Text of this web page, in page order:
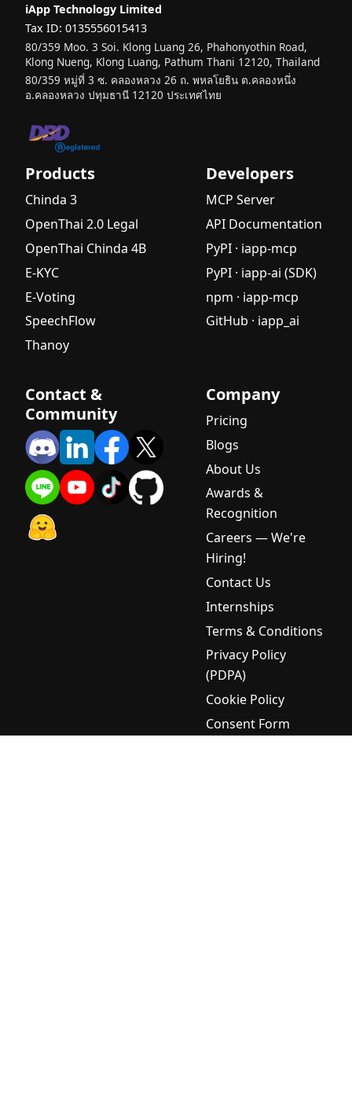
ต้น
Small
Language
Model
(SLM) คือ
ฉบับสมบูรณ์
สำหรับผู้เริ่ม
ต้น
เสียง AI คือ
ฉบับสมบูรณ์
สำหรับธุรกิจ
ไทย 2025
Large
Language
Model
(LLM) คือ
ฉบับสมบูรณ์
สำหรับผู้เริ่ม
ต้น
Smart City
AI คืออะไร?
คู่มือสำหรับผู้
เริ่มต้นเกี่ยว
กับการแก้ไข
ปัญหาเมือง
คืออะไร?
iApp Technology Limited
Tax ID: 0135556015413
80/359 Moo. 3 Soi. Klong Luang 26, Phahonyothin Road,
Klong Nueng, Klong Luang, Pathum Thani 12120, Thailand
80/359 หมู่ที่ 3 ซ. คลองหลวง 26 ถ. พหลโยธิน ต.คลองหนึ่ง
อ.คลองหลวง ปทุมธานี 12120 ประเทศไทย
Products
Chinda 3
OpenThai 2.0 Legal
OpenThai Chinda 4B
E-KYC
E-Voting
SpeechFlow
Thanoy
Developers
MCP Server
API Documentation
PyPI · iapp-mcp
PyPI · iapp-ai (SDK)
npm · iapp-mcp
GitHub · iapp_ai
Contact &
Community
Company
Pricing
Blogs
About Us
Awards &
Recognition
Careers — We're
Hiring!
Contact Us
Internships
Terms & Conditions
Privacy Policy
(PDPA)
Cookie Policy
Consent Form